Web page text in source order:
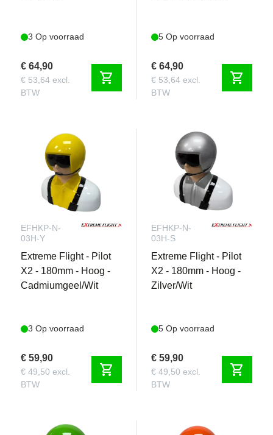
3 Op voorraad
€ 64,90
€ 53,64 excl.
BTW
shopping_cart
5 Op voorraad
€ 64,90
€ 53,64 excl.
BTW
shopping_cart
EFHKP-N-
03H-Y
Extreme Flight - Pilot
X2 - 180mm - Hoog -
Cadmiumgeel/Wit
3 Op voorraad
€ 59,90
€ 49,50 excl.
BTW
shopping_cart
EFHKP-N-
03H-S
Extreme Flight - Pilot
X2 - 180mm - Hoog -
Zilver/Wit
5 Op voorraad
€ 59,90
€ 49,50 excl.
BTW
shopping_cart